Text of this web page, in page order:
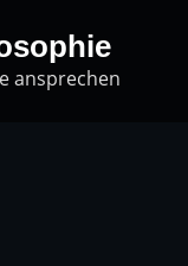
ansprechen